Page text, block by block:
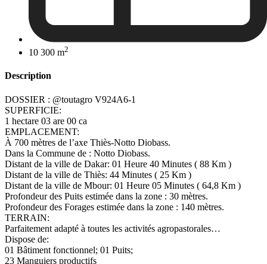
10 300 m2
Description
DOSSIER : @toutagro V924A6-1
SUPERFICIE:
1 hectare 03 are 00 ca
EMPLACEMENT:
À 700 mètres de l’axe Thiès-Notto Diobass.
Dans la Commune de : Notto Diobass.
Distant de la ville de Dakar: 01 Heure 40 Minutes ( 88 Km )
Distant de la ville de Thiès: 44 Minutes ( 25 Km )
Distant de la ville de Mbour: 01 Heure 05 Minutes ( 64,8 Km )
Profondeur des Puits estimée dans la zone : 30 mètres.
Profondeur des Forages estimée dans la zone : 140 mètres.
TERRAIN:
Parfaitement adapté à toutes les activités agropastorales…
Dispose de:
01 Bâtiment fonctionnel; 01 Puits;
23 Manguiers productifs